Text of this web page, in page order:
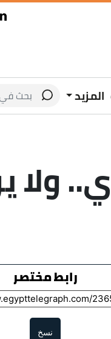
المزيد
ولا
رابط مختصر
نسخ